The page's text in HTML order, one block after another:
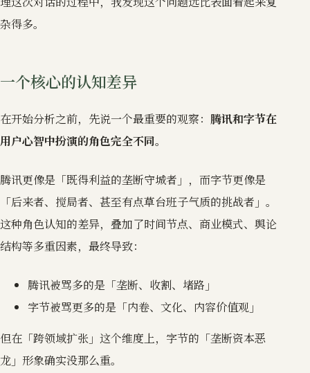
杂得多。
一个核心的认知差异
在开始分析之前，先说一个最重要的观察： 腾讯和字节在
用户心智中扮演的角色完全不同。
腾讯更像是「既得利益的垄断守城者」，而字节更像是
「后来者、搅局者、甚至有点草台班子气质的挑战者」。
这种角色认知的差异，叠加了时间节点、商业模式、舆论
结构等多重因素，最终导致：
腾讯被骂多的是「垄断、收割、堵路」
字节被骂更多的是「内卷、文化、内容价值观」
但在「跨领域扩张」这个维度上，字节的「垄断资本恶
龙」形象确实没那么重。